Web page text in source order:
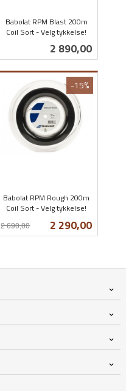
Babolat RPM Blast 200m
Coil Sort - Velg tykkelse!
Pris
2 890,00
Babolat RPM Rough 200m
Coil Sort - Velg tykkelse!
Tilbud
2 290,00
2 690,00
-15%
mva.